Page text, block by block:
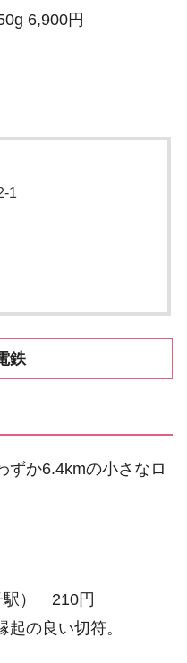
6,900円
1
鉄
ずか6.4kmの小さなロ
駅） 210円
起の良い切符。